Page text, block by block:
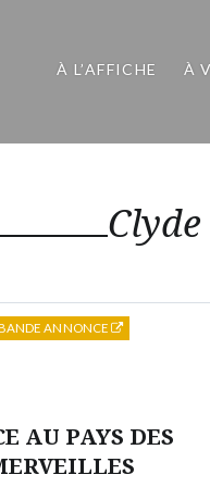
À L’AFFICHE À
AU PAYS DES
ANNONCE